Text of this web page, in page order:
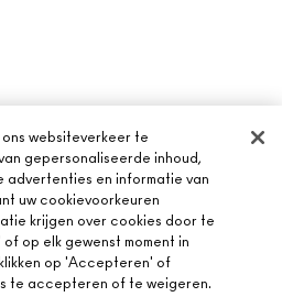
websiteverkeer te
gepersonaliseerde inhoud,
advertenties en informatie van
uw cookievoorkeuren
krijgen over cookies door te
op elk gewenst moment in
op 'Accepteren' of
te accepteren of te weigeren.